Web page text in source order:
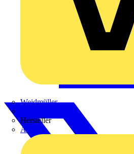
Weidmüller
Hersteller
ABB